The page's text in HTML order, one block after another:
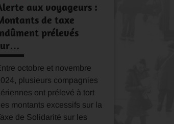
aux voyageurs :
de taxe
prélevés
octobre et novembre
plusieurs compagnies
ont prélevé à tort
montants excessifs sur la
de Solidarité sur les